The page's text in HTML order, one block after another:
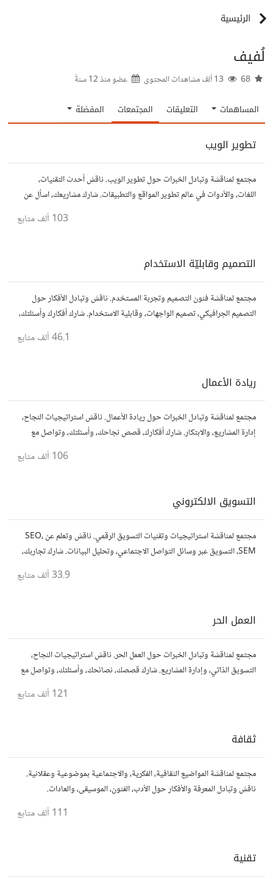
الرئيسية
لُفيف
عضو منذ12 سنةً
المساهمات التعليقات المجتمعات المفضلة
تطوير الويب
مجتمع لمناقشة وتبادل الخبرات حول تطوير الويب. ناقش أحدث التقنيات،
اللغات، والأدوات في عالم تطوير المواقع والتطبيقات. شارك مشاريعك، اسأل عن
103 ألف متابع
التصميم وقابليّة الاستخدام
مجتمع لمناقشة فنون التصميم وتجربة المستخدم. ناقش وتبادل الأفكار حول
التصميم الجرافيكي، تصميم الواجهات، وقابلية الاستخدام. شارك أفكارك وأسئلتك،
وتواصل مع مصممين ومتخصصين في تحسين تجربة المستخدم.
46.1 ألف متابع
ريادة الأعمال
مجتمع لمناقشة وتبادل الخبرات حول ريادة الأعمال. ناقش استراتيجيات النجاح،
إدارة المشاريع، والابتكار. شارك أفكارك، قصص نجاحك، وأسئلتك، وتواصل مع
106 ألف متابع
التسويق الالكتروني
مجتمع لمناقشة استراتيجيات وتقنيات التسويق الرقمي. ناقش وتعلم عن SEO،
SEM، التسويق عبر وسائل التواصل الاجتماعي، وتحليل البيانات. شارك تجاربك،
33.9 ألف متابع
العمل الحر
مجتمع لمناقشة وتبادل الخبرات حول العمل الحر. ناقش استراتيجيات النجاح،
التسويق الذاتي، وإدارة المشاريع. شارك قصصك، نصائحك، وأسئلتك، وتواصل مع
121 ألف متابع
ثقافة
مجتمع لمناقشة المواضيع الثقافية، الفكرية، والاجتماعية بموضوعية وعقلانية.
ناقش وتبادل المعرفة والأفكار حول الأدب، الفنون، الموسيقى، والعادات.
111 ألف متابع
تقنية